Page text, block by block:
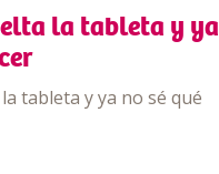
la tableta y ya
tableta y ya no sé qué